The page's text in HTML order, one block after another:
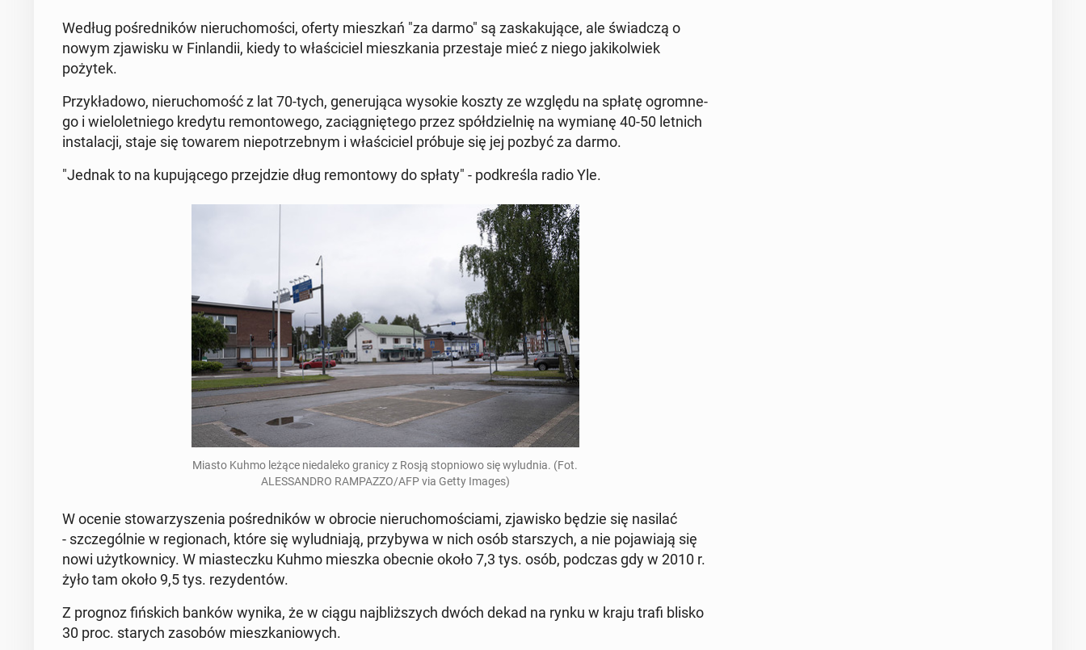
Według po­śred­ni­ków nie­ru­cho­mo­ści, oferty miesz­kań "za darmo" są za­ska­ku­ją­ce, ale świad­czą o
nowym zja­wi­sku w Fin­lan­dii, kiedy to wła­ści­ciel miesz­ka­nia prze­sta­je mieć z niego ja­ki­kol­wiek
pożytek.
Przy­kła­do­wo, nie­ru­cho­mość z lat 70-tych, ge­ne­ru­ją­ca wysokie koszty ze względu na spłatę ogrom­ne­
go i wie­lo­let­nie­go kredytu re­mon­to­we­go, za­cią­gnię­te­go przez spół­dziel­nię na wymianę 40-50 letnich
in­sta­la­cji, staje się towarem nie­po­trzeb­nym i wła­ści­ciel próbuje się jej pozbyć za darmo.
"Jednak to na ku­pu­ją­ce­go przej­dzie dług re­mon­to­wy do spłaty" - pod­kre­śla radio Yle.
Miasto Kuhmo leżące nie­da­le­ko granicy z Rosją stop­nio­wo się wy­lud­nia. (Fot.
ALES­SAN­DRO RAM­PAZ­ZO/AFP via Getty Images)
W ocenie sto­wa­rzy­sze­nia po­śred­ni­ków w obrocie nie­ru­cho­mo­ścia­mi, zja­wi­sko będzie się nasilać
- szcze­gól­nie w re­gio­nach, które się wy­lud­nia­ją, przy­by­wa w nich osób star­szych, a nie po­ja­wia­ją się
nowi użyt­kow­ni­cy. W mia­stecz­ku Kuhmo mieszka obecnie około 7,3 tys. osób, podczas gdy w 2010 r.
żyło tam około 9,5 tys. re­zy­den­tów.
Z prognoz fiń­skich banków wynika, że w ciągu naj­bliż­szych dwóch dekad na rynku w kraju trafi blisko
30 proc. starych zasobów miesz­ka­nio­wych.